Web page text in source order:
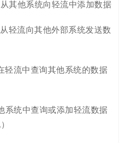
其他系统向轻流中添加数据
轻流向其他外部系统发送数
轻流中查询其他系统的数据
系统中查询或添加轻流数据